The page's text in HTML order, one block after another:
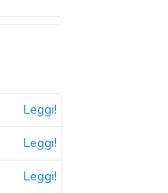
Leggi!
Leggi!
Leggi!